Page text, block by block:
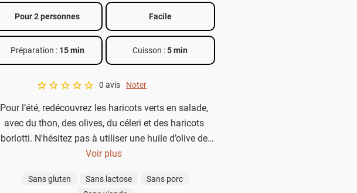
Pour 2 personnes Facile
Préparation : 15 min Cuisson :5 min
A star rating of 0 out of 5.
0 avis Noter
Pour l’été, redécouvrez les haricots verts en salade,
avec du thon, des olives, du céleri et des haricots
borlotti. N'hésitez pas à utiliser une huile d’olive de
bonne qualité, qui saura sublimer votre salade et se
Voir plus
Sans gluten Sans lactose
Sans porc